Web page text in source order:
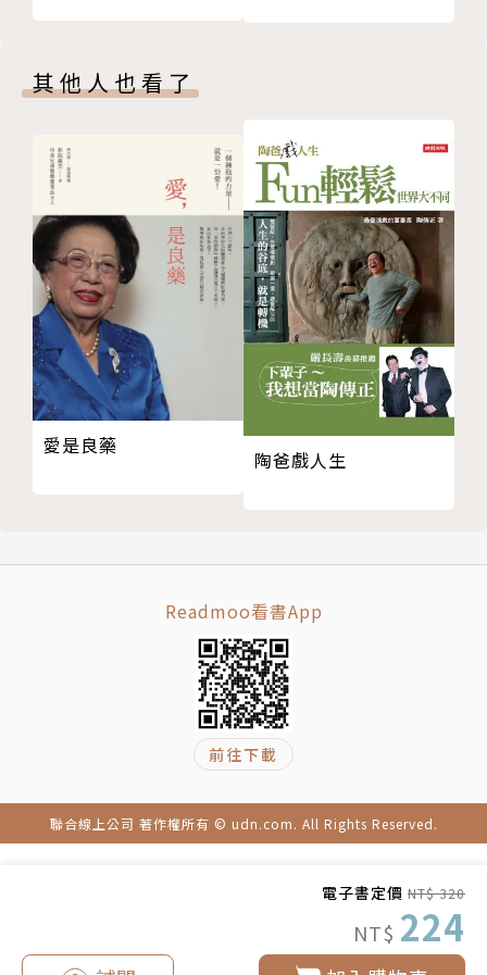
電子書定價 NT$ 320
NT$ 224
根源。
□ 工作一出錯，會覺得都是自己的錯
□ 面對職場上的衝突，我總是敢怒不敢言
□ 我無時無刻都很在意外表是否完美
□ 人生好累，我對工作和生活充滿無力
□ 為了維持好人形象，讓我耗盡心力
□ 我很害怕失去所愛，對關係充滿焦慮
□ 當別人給予不同意見，會覺得自己被否定
□ 我常擔心自己是否做錯事、說錯話
□ 在人群中，我常覺得自己很孤單
□ 那些專家說得倒輕鬆，一般人根本做不到
請做自己此生的安全堡壘，成為自己生活得力的助手，
在你的內在國度裡，為你想要的安居樂業，做一位內外
政賢能的明君。～蘇絢慧
諮商心理師。目前擔任璞成心理學堂總監、璞成心遇空
國立台北教育大學心理與諮商研究所碩士。在助人領域
21真正的自己，從未被接納過
23曾成為別人情感操縱的對象
24習慣收下負面和否定自我的訊息
25為了保護自己不受傷，自我設限
26被僵化的信念，所綁架的人生
27害怕自己輸給別人
28太看重對方，又太看輕自己
29對於如何保護自己，沒有概念和能力
30幼年時，被過度檢討的「灰姑娘」
Chapter 4 超越低自尊——不卑不亢，活出不被外界影
響的人生
31從求好心切的陷阱裡解脫
35安撫及改寫負面信念
36駁斥負面標籤，學會認同自己
37辨識對自己真正「有用的訊息」
38練習勇敢肯定自己，並如實傳達
39以愛為本，找到與自己舒適的相處經驗
40讓成功更發揮效能，讓失敗不損傷人生
總結 對自己安心了，就能在關係裡自由自在
其他人也看了
愛是良藥
陶爸戲人生
Readmoo看書App
前往下載
聯合線上公司 著作權所有 © udn.com. All Rights Reserved.